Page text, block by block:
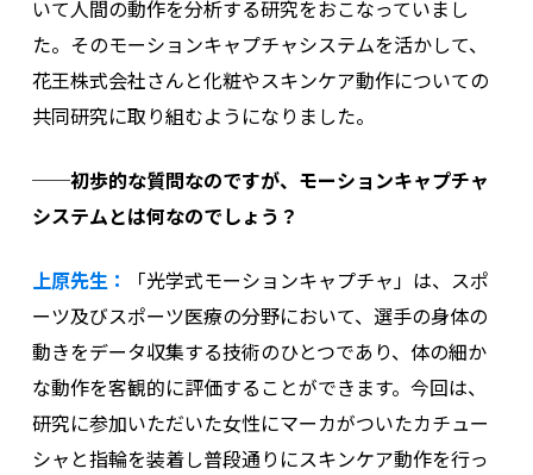
いて人間の動作を分析する研究をおこなっていまし
た。そのモーションキャプチャシステムを活かして、
花王株式会社さんと化粧やスキンケア動作についての
共同研究に取り組むようになりました。
──初歩的な質問なのですが、モーションキャプチャ
システムとは何なのでしょう？
上原先生：
「光学式モーションキャプチャ」は、スポ
ーツ及びスポーツ医療の分野において、選手の身体の
動きをデータ収集する技術のひとつであり、体の細か
な動作を客観的に評価することができます。今回は、
研究に参加いただいた女性にマーカがついたカチュー
シャと指輪を装着し普段通りにスキンケア動作を行っ